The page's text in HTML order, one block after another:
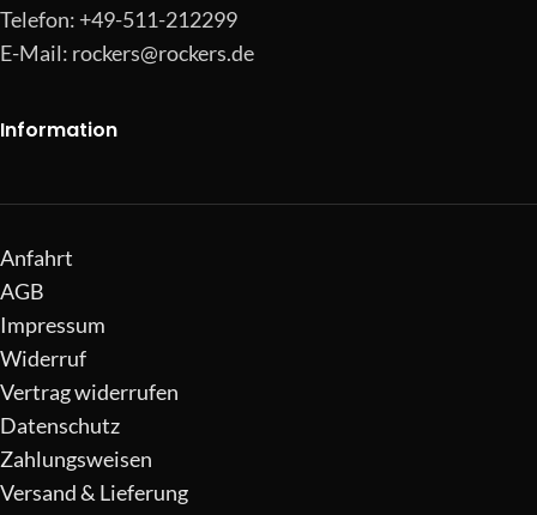
Telefon: +49-511-212299
E-Mail: rockers@rockers.de
Information
Anfahrt
AGB
Impressum
Widerruf
Vertrag widerrufen
Datenschutz
Zahlungsweisen
Versand & Lieferung